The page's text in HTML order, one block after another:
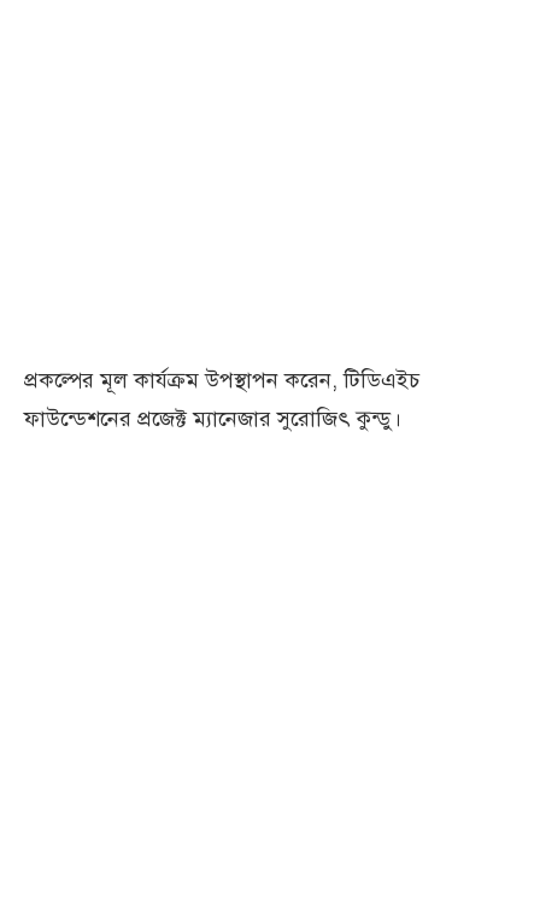
প্রকল্পের মূল কার্যক্রম উপস্থাপন করেন, টিডিএইচ
ফাউন্ডেশনের প্রজেক্ট ম্যানেজার সুরোজিৎ কুন্ডু।